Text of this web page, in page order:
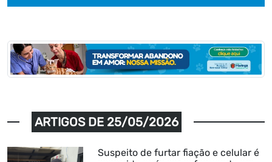
ARTIGOS DE 25/05/2026
Suspeito de furtar fiação e celular é